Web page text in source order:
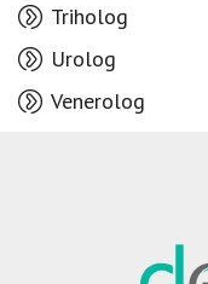
Triholog
Urolog
Venerolog